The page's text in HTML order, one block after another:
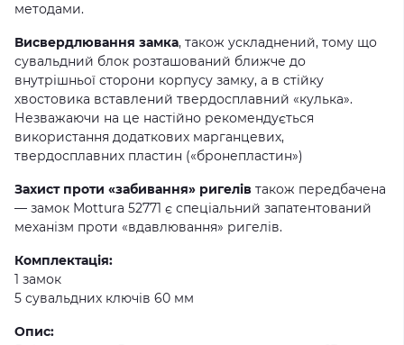
методами.
Висвердлювання замка, також ускладнений, тому що
сувальдний блок розташований ближче до
внутрішньої сторони корпусу замку, а в стійку
хвостовика вставлений твердосплавний «кулька».
Незважаючи на це настійно рекомендується
використання додаткових марганцевих,
твердосплавних пластин («бронепластин»)
Захист проти «забивання» ригелів також передбачена
— замок Mottura 52771 є спеціальний запатентований
механізм проти «вдавлювання» ригелів.
Комплектація:
1 замок
5 сувальдних ключів 60 мм
Опис: